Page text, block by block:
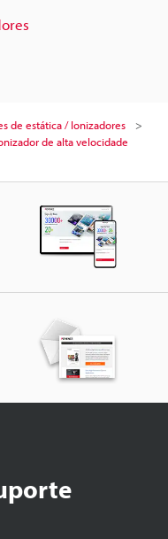
de estática / Ionizadores
de alta velocidade